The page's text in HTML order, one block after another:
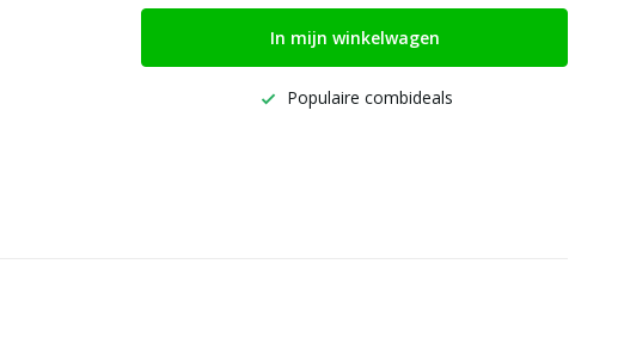
In mijn winkelwagen
Populaire combideals